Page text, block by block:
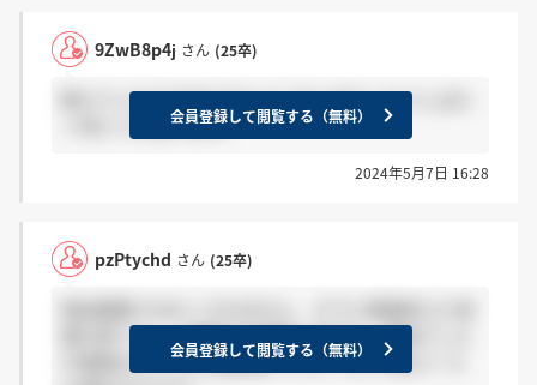
9ZwB8p4j さん (25卒)
教えていただきありがとうございます！もうしばら
く待とうと思います。会員登録して閲覧する（無料）
2024年5月7日 16:28
pzPtychd さん (25卒)
業の者です。１週間以内連絡と言われ、通過でした
が連絡はちょうど1週間後でした。だから他コース
会員登録して閲覧する（無料）